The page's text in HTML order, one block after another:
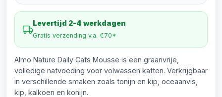
Levertijd 2-4 werkdagen
Gratis verzending v.a. €70*
Almo Nature Daily Cats Mousse is een graanvrije,
volledige natvoeding voor volwassen katten. Verkrijgbaar
in verschillende smaken zoals tonijn en kip, oceaanvis,
kip, kalkoen en konijn.